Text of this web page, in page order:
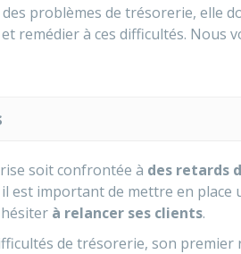
problèmes de trésorerie, elle
remédier à ces difficultés. Nous
soit confrontée à des retards
est important de mettre en place
à relancer ses clients.
de trésorerie, son premier